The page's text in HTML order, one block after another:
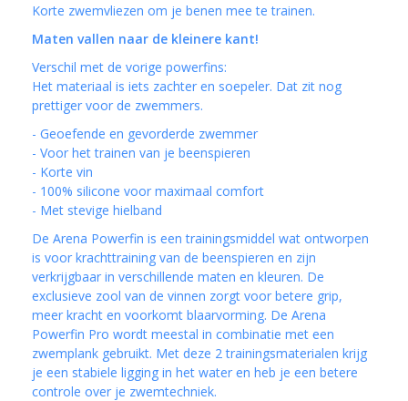
Korte zwemvliezen om je benen mee te trainen.
Maten vallen naar de kleinere kant!
Verschil met de vorige powerfins:
Het materiaal is iets zachter en soepeler. Dat zit nog
prettiger voor de zwemmers.
- Geoefende en gevorderde zwemmer
- Voor het trainen van je beenspieren
- Korte vin
- 100% silicone voor maximaal comfort
- Met stevige hielband
De Arena Powerfin is een trainingsmiddel wat ontworpen
is voor krachttraining van de beenspieren en zijn
verkrijgbaar in verschillende maten en kleuren. De
exclusieve zool van de vinnen zorgt voor betere grip,
meer kracht en voorkomt blaarvorming. De Arena
Powerfin Pro wordt meestal in combinatie met een
zwemplank gebruikt. Met deze 2 trainingsmaterialen krijg
je een stabiele ligging in het water en heb je een betere
controle over je zwemtechniek.